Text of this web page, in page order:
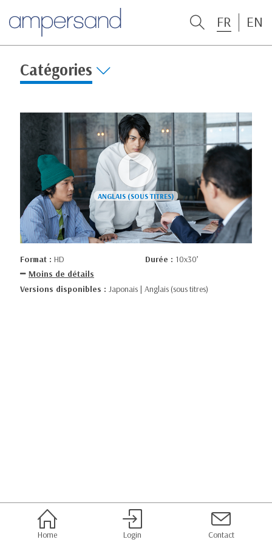
FR EN
Catégories
Format : HD Durée : 10x30’
Moins de détails
Versions disponibles : Japonais | Anglais (sous titres)
Home Login Contact